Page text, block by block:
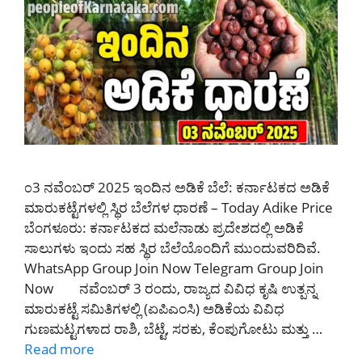
೦3 ನವೆಂಬರ್ 2025 ಇಂದಿನ ಅಡಿಕೆ ಬೆಲೆ: ಕರ್ನಾಟಕದ ಅಡಿಕೆ
ಮಾರುಕಟ್ಟೆಗಳಲ್ಲಿ ಸ್ಥಿರ ಬೆಲೆಗಳ ಧಾರಣೆ – Today Adike Price
ಬೆಂಗಳೂರು: ಕರ್ನಾಟಕದ ಮಲೆನಾಡು ಪ್ರದೇಶದಲ್ಲಿ ಅಡಿಕೆ
ಸಾಲುಗಳು ಇಂದು ಸಹ ಸ್ಥಿರ ಬೆಲೆಯೊಂದಿಗೆ ಮುಂದುವರಿದಿವೆ.
WhatsApp Group Join Now Telegram Group Join
Now ನವೆಂಬರ್ 3 ರಂದು, ರಾಜ್ಯದ ವಿವಿಧ ಕೃಷಿ ಉತ್ಪನ್ನ
ಮಾರುಕಟ್ಟೆ ಸಮಿತಿಗಳಲ್ಲಿ (ಏಪಿಎಂಸಿ) ಅಡಿಕೆಯ ವಿವಿಧ
ಗುಣಮಟ್ಟಗಳಾದ ರಾಶಿ, ಬೆಟ್ಟೆ, ಸರಕು, ಕೆಂಪುಗೋಟು ಮತ್ತು …
Read more